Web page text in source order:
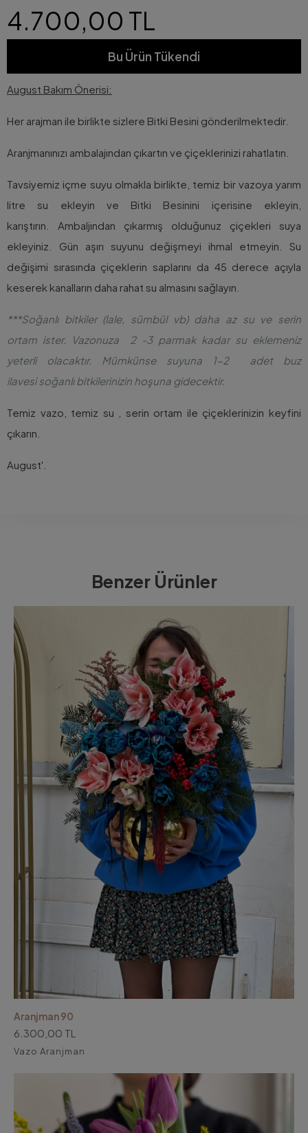
4.700,00 TL
Bu Ürün Tükendi
August Bakım Önerisi:
Her arajman ile birlikte sizlere Bitki Besini gönderilmektedir.
Aranjmanınızı ambalajından çıkartın ve çiçeklerinizi rahatlatın.
Tavsiyemiz içme suyu olmakla birlikte, temiz bir vazoya yarım
litre su ekleyin ve Bitki Besinini içerisine ekleyin,
karıştırın. Ambaljından çıkarmış olduğunuz çiçekleri suya
ekleyiniz. Gün aşırı suyunu değişmeyi ihmal etmeyin. Su
değişimi sırasında çiçeklerin saplarını da 45 derece açıyla
keserek kanalların daha rahat su almasını sağlayın.
***Soğanlı bitkiler (lale, sümbül vb) daha az su ve serin
ortam ister. Vazonuza 2 -3 parmak kadar su eklemeniz
yeterli olacaktır. Mümkünse suyuna 1-2 adet buz
ilavesi soğanlı bitkilerinizin hoşuna gidecektir.
Temiz vazo, temiz su , serin ortam ile çiçeklerinizin keyfini
çıkarın.
August'.
Benzer Ürünler
Aranjman 90
6.300,00 TL
Vazo Aranjman